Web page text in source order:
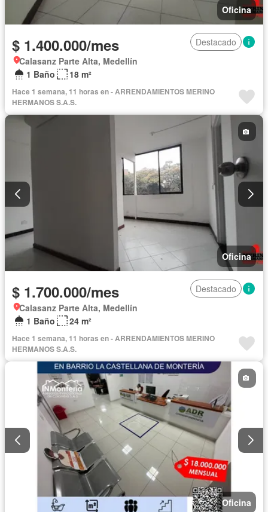
Oficina
$ 1.400.000/mes
Destacado
Calasanz Parte Alta, Medellín
1 Baño
18 m²
Hace 1 semana, 11 horas en - ARRENDAMIENTOS MERINO
HERMANOS S.A.S.
Oficina
$ 1.700.000/mes
Destacado
Calasanz Parte Alta, Medellín
1 Baño
24 m²
Hace 1 semana, 11 horas en - ARRENDAMIENTOS MERINO
HERMANOS S.A.S.
Oficina